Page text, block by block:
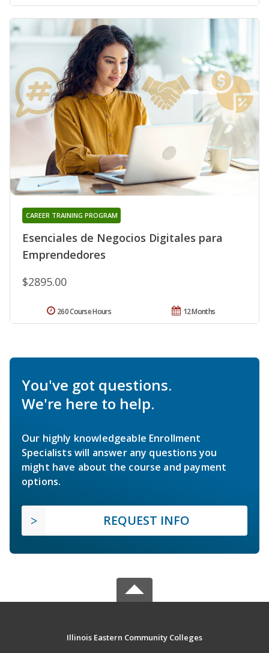
Esenciales de Negocios Digitales para
Emprendedores
CAREER TRAINING PROGRAM
$2895.00
12 Months
260 Course Hours
You've got questions.
We're here to help.
Our highly knowledgeable Enrollment
Specialists will answer any questions you
might have about the course and payment
options.
REQUEST INFO
Illinois Eastern Community Colleges